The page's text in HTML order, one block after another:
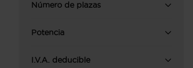
Número de plazas
Potencia
I.V.A. deducible